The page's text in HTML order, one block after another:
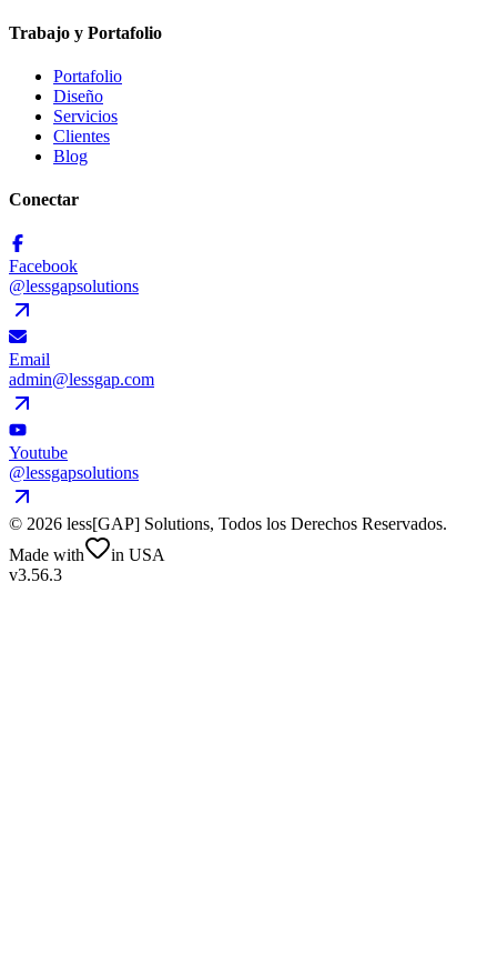
Trabajo y Portafolio
Portafolio
Diseño
Servicios
Clientes
Blog
Conectar
Facebook
@lessgapsolutions
Email
admin@lessgap.com
Youtube
@lessgapsolutions
© 2026 less[GAP] Solutions, Todos los Derechos Reservados.
Made with
in USA
v3.56.3